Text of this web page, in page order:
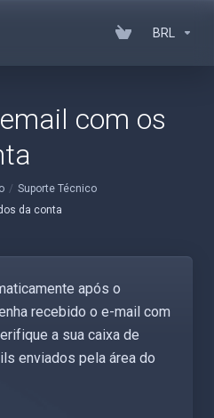
BRL
com os
Suporte Técnico
da conta
após o
recebido o e-mail com
a sua caixa de
enviados pela área do